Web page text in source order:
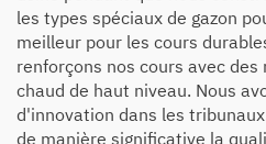
les types spéciaux de gazon
meilleur pour les cours
renforçons nos cours avec des
chaud de haut niveau. Nous
d'innovation dans les
de manière significative la